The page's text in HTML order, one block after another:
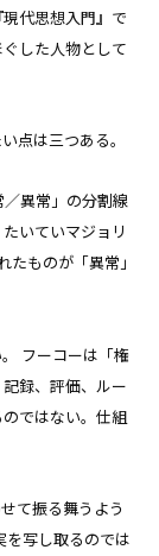
代思想入門』で
した人物として
点は三つある。
異常」の分割線
いていマジョリ
ものが「異常」
フーコーは「権
録、評価、ルー
ではない。仕組
て振る舞うよう
を写し取るのでは